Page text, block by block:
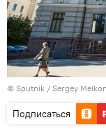
© Sputnik / Sergey
Подписаться